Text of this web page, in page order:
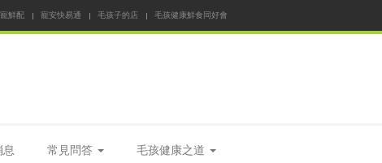
鮮配 寵安快易通 毛孩子的店 毛孩健康鮮食同好會
常見問答 毛孩健康之道